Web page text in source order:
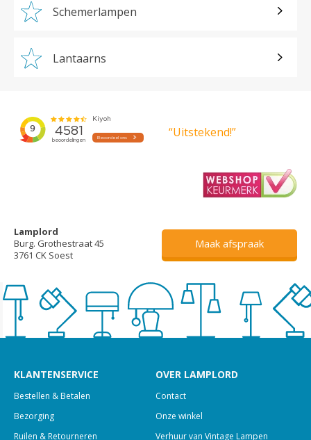
Schemerlampen
Lantaarns
“Uitstekend!”
Lamplord
Burg. Grothestraat 45
3761 CK Soest
Maak afspraak
KLANTENSERVICE
Bestellen & Betalen
Bezorging
Ruilen & Retourneren
OVER LAMPLORD
Contact
Onze winkel
Verhuur van Vintage Lampen